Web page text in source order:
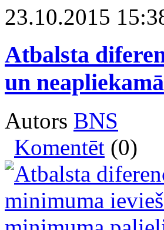
23.10.2015
Atbalsta
un
Autors BNS
Komentēt (0)